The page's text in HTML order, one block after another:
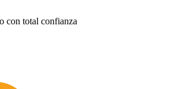
con total confianza